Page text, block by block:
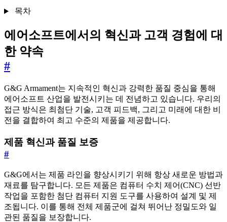
목차
에어소프트에서의 혁신과 고객 경험에 대
한 약속
#
G&G Armament는 지속적인 혁신과 강력한 품질 중심을 통해
에어소프트 산업을 발전시키는 데 전념하고 있습니다. 우리의
접근 방식은 최첨단 기술, 고객 피드백, 그리고 미래에 대한 비
전을 결합하여 최고 수준의 제품을 제공합니다.
제품 혁신과 품질 보증
#
G&G에서는 제품 라인을 향상시키기 위해 항상 새로운 방법과
재료를 탐구합니다. 모든 제품은 컴퓨터 수치 제어(CNC) 선반
작업을 포함한 첨단 컴퓨터 지원 도구를 사용하여 설계 및 제
조됩니다. 이를 통해 전체 제품군에 걸쳐 뛰어난 정밀도와 일
관된 품질을 보장합니다.